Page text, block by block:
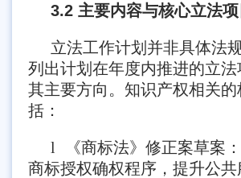
3.2 主要内容与核心立法
立法工作计划并非具体法
列出计划在年度内推进的立法
其主要方向。知识产权相关
括：
l 《商标法》修正案草案
商标授权确权程序，提升公共